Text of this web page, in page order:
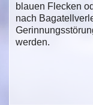
blauen Flecken
nach
werden.